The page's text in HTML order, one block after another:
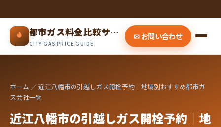
都市ガス料金比較サイト
CITY GAS PRICE GUIDE
✉ お問い合わせ
ホーム ／ 近江八幡市の引越しガス開栓予約｜地域別おすすめ都市ガ
ス会社一覧
近江八幡市の引越しガス開栓予約｜地